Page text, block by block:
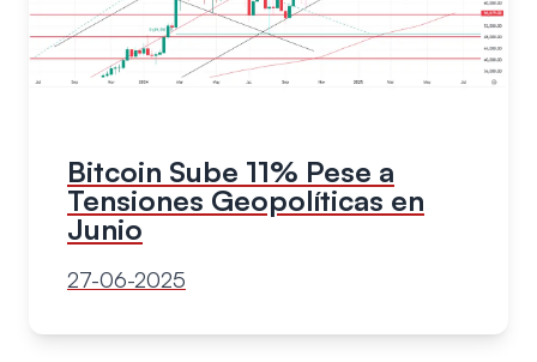
Bitcoin Sube 11% Pese a
Tensiones Geopolíticas en
Junio
27-06-2025